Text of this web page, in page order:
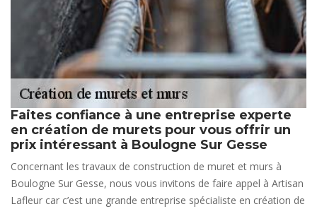
Faites confiance à une entreprise experte
en création de murets pour vous offrir un
prix intéressant à Boulogne Sur Gesse
Concernant les travaux de construction de muret et murs à
Boulogne Sur Gesse, nous vous invitons de faire appel à Artisan
Lafleur car c’est une grande entreprise spécialiste en création de